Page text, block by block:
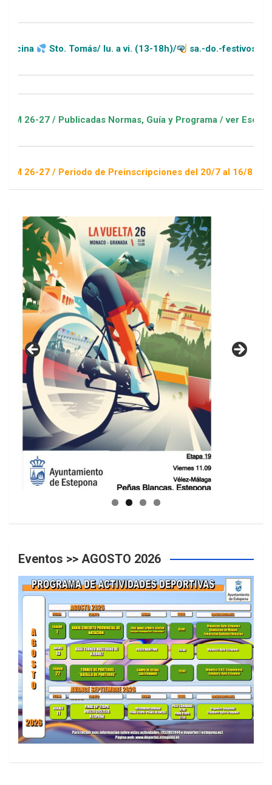
Sto. Tomás/ lu. a vi. (13-18h)/ sa.-do.-festivos (11-20h)
/ Publicadas Normas, Guía y Programa / ver Escuelas
/ Periodo de Preinscripciones del 20/7 al 16/8 / Sorteo 1 de
GUIA DE INSTALACIONES DEPORTIVAS
Eventos >> AGOSTO 2026